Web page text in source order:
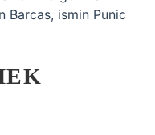
Barcas, ismin Punic